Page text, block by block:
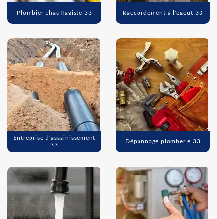
Plombier chauffagiste 33 Raccordement à l'égout 33
Entreprise d'assainissement
33
Dépannage plomberie 33